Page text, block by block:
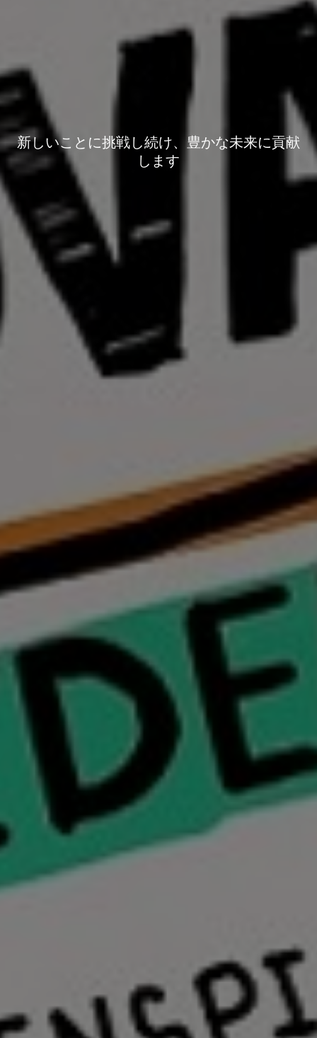
新しいことに挑戦し続け、豊かな未来に貢献
します